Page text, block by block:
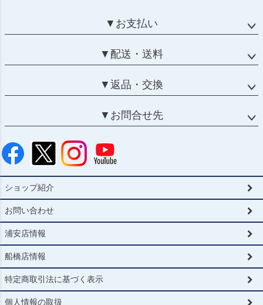
▼お支払い
▼配送・送料
▼返品・交換
▼お問合せ先
ショップ紹介
お問い合わせ
浦安店情報
船橋店情報
特定商取引法に基づく表示
個人情報の取扱